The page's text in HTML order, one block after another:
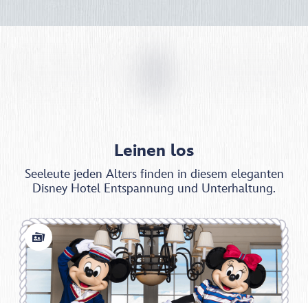
Leinen los
Seeleute jeden Alters finden in diesem eleganten
Disney Hotel Entspannung und Unterhaltung.